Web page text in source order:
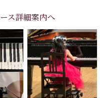
ス詳細案内へ